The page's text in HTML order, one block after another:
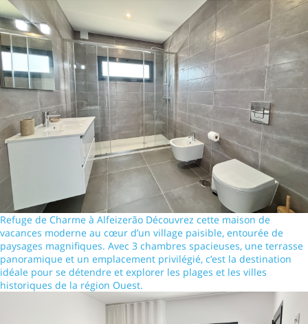
Refuge de Charme à Alfeizerão Découvrez cette maison de
vacances moderne au cœur d’un village paisible, entourée de
paysages magnifiques. Avec 3 chambres spacieuses, une terrasse
panoramique et un emplacement privilégié, c’est la destination
idéale pour se détendre et explorer les plages et les villes
historiques de la région Ouest.